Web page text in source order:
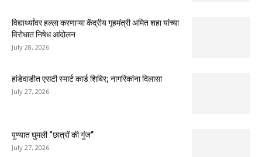
विद्यार्थ्यांवर हल्ला करणाऱ्या केंद्रीय गृहमंत्री अमित शहा यांच्या
विरोधात निषेध आंदोलन
July 28, 2026
हांडेवाडीत एसटी स्मार्ट कार्ड शिबिर; नागरिकांना दिलासा
July 27, 2026
पुण्यात घुमली “छात्रों की गुंज”
July 27, 2026